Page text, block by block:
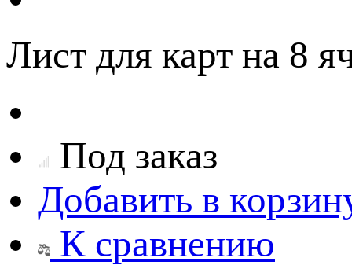
Лист для карт на 8
Под заказ
Добавить в
К сравнению